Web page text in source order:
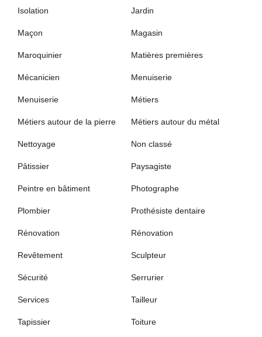
Isolation Jardin
Maçon Magasin
Maroquinier Matières premières
Mécanicien Menuiserie
Menuiserie Métiers
Métiers autour de la pierre Métiers autour du métal
Nettoyage Non classé
Pâtissier Paysagiste
Peintre en bâtiment Photographe
Plombier Prothésiste dentaire
Rénovation Rénovation
Revêtement Sculpteur
Sécurité Serrurier
Services Tailleur
Tapissier Toiture